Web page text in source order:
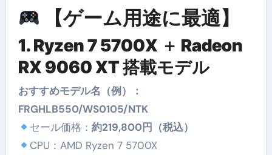
【ゲーム用途に最適】
1. Ryzen 7 5700X ＋ Radeon
RX 9060 XT 搭載モデル
おすすめモデル名（例）：
FRGHLB550/WS0105/NTK
セール価格：約219,800円（税込）
CPU：AMD Ryzen 7 5700X